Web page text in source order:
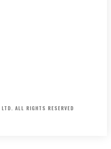
ALL RIGHTS RESERVED